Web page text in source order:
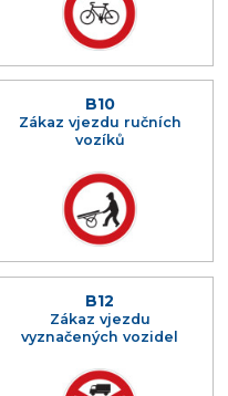
B10
Zákaz vjezdu ručních
vozíků
B12
Zákaz vjezdu
vyznačených vozidel